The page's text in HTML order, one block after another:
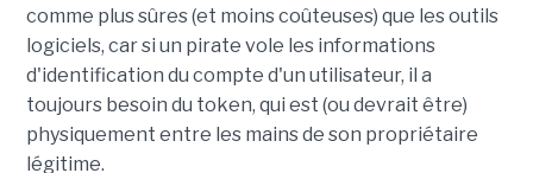
comme plus sûres (et moins coûteuses) que les outils
logiciels, car si un pirate vole les informations
d'identification du compte d'un utilisateur, il a
toujours besoin du token, qui est (ou devrait être)
physiquement entre les mains de son propriétaire
légitime.